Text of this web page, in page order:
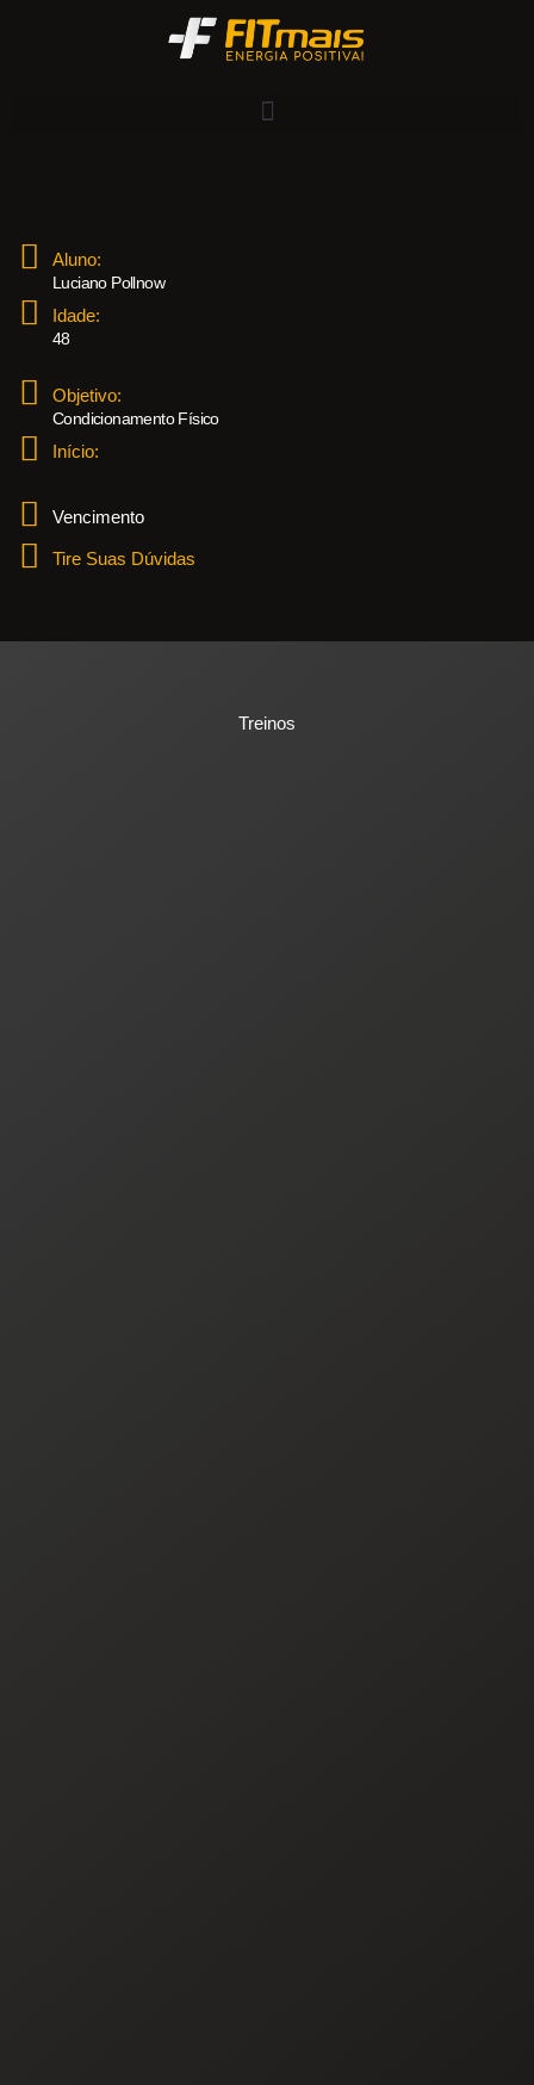
Aluno:
Luciano Pollnow
Idade:
48
Objetivo:
Condicionamento Físico
Início:
Vencimento
Tire Suas Dúvidas
Treinos